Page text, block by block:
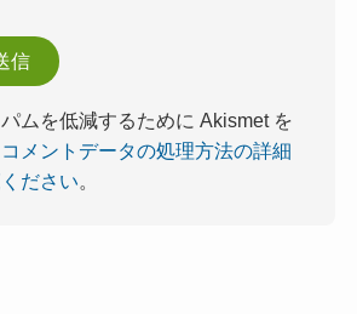
ムを低減するために Akismet を
コメントデータの処理方法の詳細
ださい。